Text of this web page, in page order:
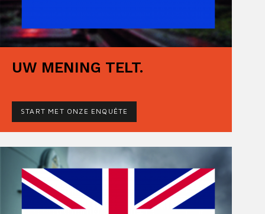
UW MENING TELT.
START MET ONZE ENQUÊTE